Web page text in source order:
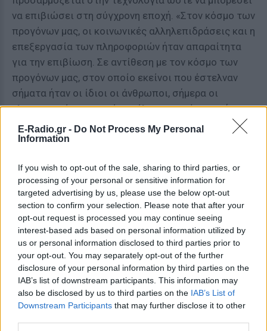
E-Radio.gr - Do Not Process My Personal
Information
If you wish to opt-out of the sale, sharing to third parties, or
processing of your personal or sensitive information for
targeted advertising by us, please use the below opt-out
section to confirm your selection. Please note that after your
opt-out request is processed you may continue seeing
interest-based ads based on personal information utilized by
us or personal information disclosed to third parties prior to
your opt-out. You may separately opt-out of the further
disclosure of your personal information by third parties on the
IAB’s list of downstream participants. This information may
also be disclosed by us to third parties on the IAB’s List of
Downstream Participants that may further disclose it to other
να επιβιώσει στη σύγχρονη εποχή. «Στον κόσμο των
προγόνων μας, οι κοινωνικές αλληλεπιδράσεις και η
επεξεργασία των πληροφοριών ήταν απαραίτητα
για την επιβίωση. Σε αντίθεση με τον κόσμο των
προγόνων μας, στον οποίο εκείνοι που έστελναν
σήματα ήταν οι ίδιοι οι άνθρωποι, σήμερα οι
ηλεκτρονικές συσκευές στέλνουν παρόμοια σήματα,
μιλώντας μαζί μας», καταλήγει.
ΔΙΑΦΗΜΙΣΗ